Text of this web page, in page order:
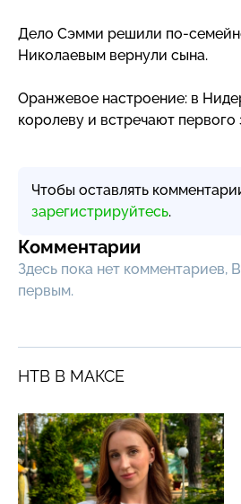
Дело Сэмми решили по-
Николаевым вернули сына.
Оранжевое настроение: в
королеву и встречают первого
Чтобы оставлять
зарегистрируйтесь.
Комментарии
Здесь пока нет комментариев,
первым.
НТВ В МАКСЕ